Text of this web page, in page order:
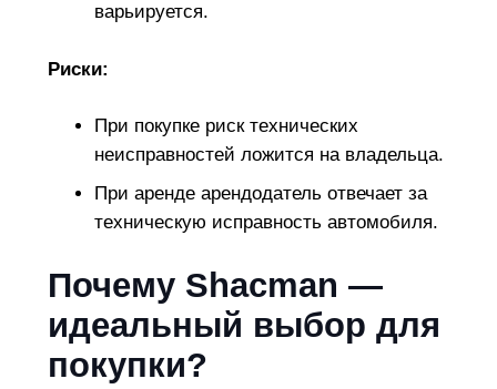
варьируется.
Риски:
При покупке риск технических
неисправностей ложится на владельца.
При аренде арендодатель отвечает за
техническую исправность автомобиля.
Почему Shacman —
идеальный выбор для
покупки?